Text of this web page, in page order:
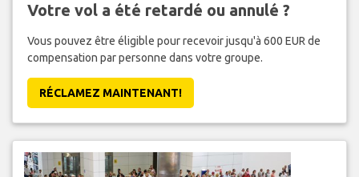
Votre vol a été retardé ou annulé ?
Vous pouvez être éligible pour recevoir jusqu'à 600 EUR de
compensation par personne dans votre groupe.
RÉCLAMEZ MAINTENANT!